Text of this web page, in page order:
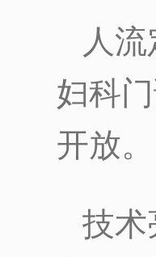
人
妇科
开放。
技术